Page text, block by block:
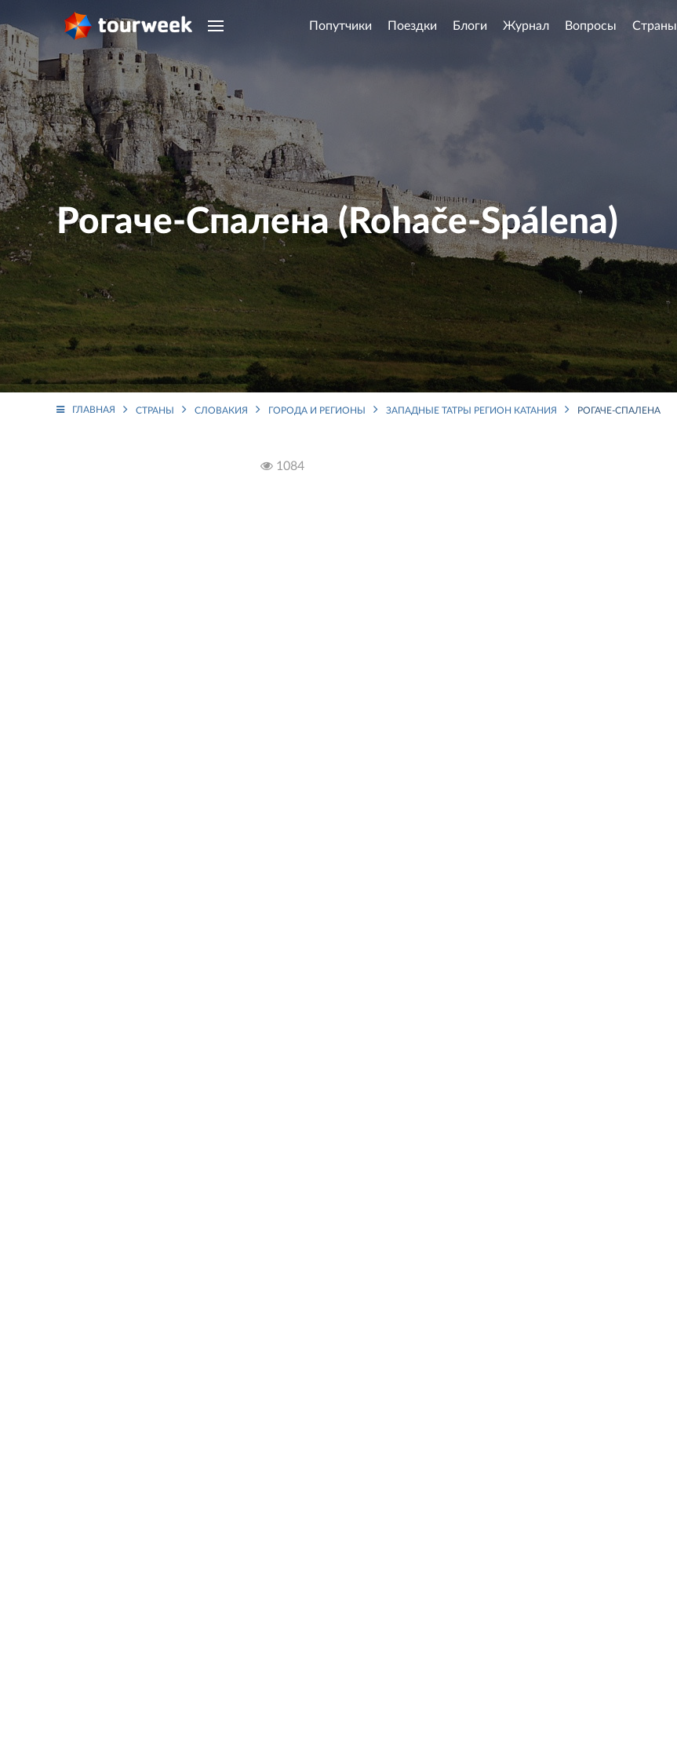
Попутчики Поездки Блоги Журнал Вопросы Страны
Рогаче-Спалена (Rohače-Spálena)
ГЛАВНАЯ СТРАНЫ СЛОВАКИЯ ГОРОДА И РЕГИОНЫ ЗАПАДНЫЕ ТАТРЫ РЕГИОН КАТАНИЯ РОГАЧЕ-СПАЛЕНА
1084